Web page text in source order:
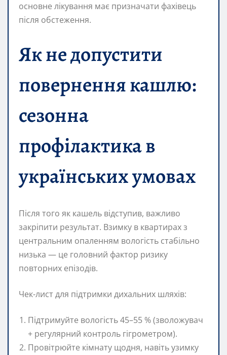
основне лікування має призначати фахівець
після обстеження.
Як не допустити
повернення кашлю:
сезонна
профілактика в
українських умовах
Після того як кашель відступив, важливо
закріпити результат. Взимку в квартирах з
центральним опаленням вологість стабільно
низька — це головний фактор ризику
повторних епізодів.
Чек-лист для підтримки дихальних шляхів:
Підтримуйте вологість 45–55 % (зволожувач
+ регулярний контроль гігрометром).
Провітрюйте кімнату щодня, навіть узимку